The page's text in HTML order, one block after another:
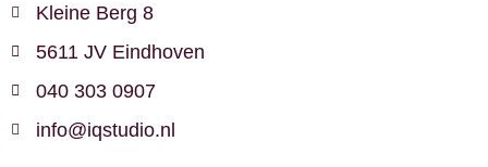
Kleine Berg 8
5611 JV Eindhoven
040 303 0907
info@iqstudio.nl